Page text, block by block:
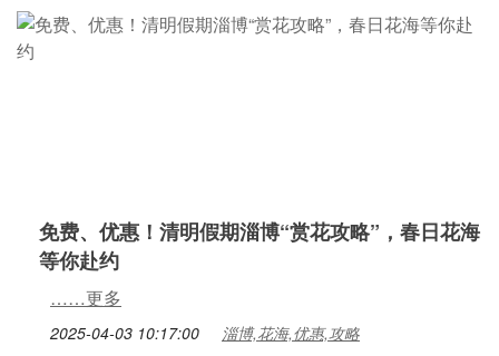
免费、优惠！清明假期淄博“赏花攻略”，春日花海
等你赴约
……更多
2025-04-03 10:17:00 淄博,花海,优惠,攻略